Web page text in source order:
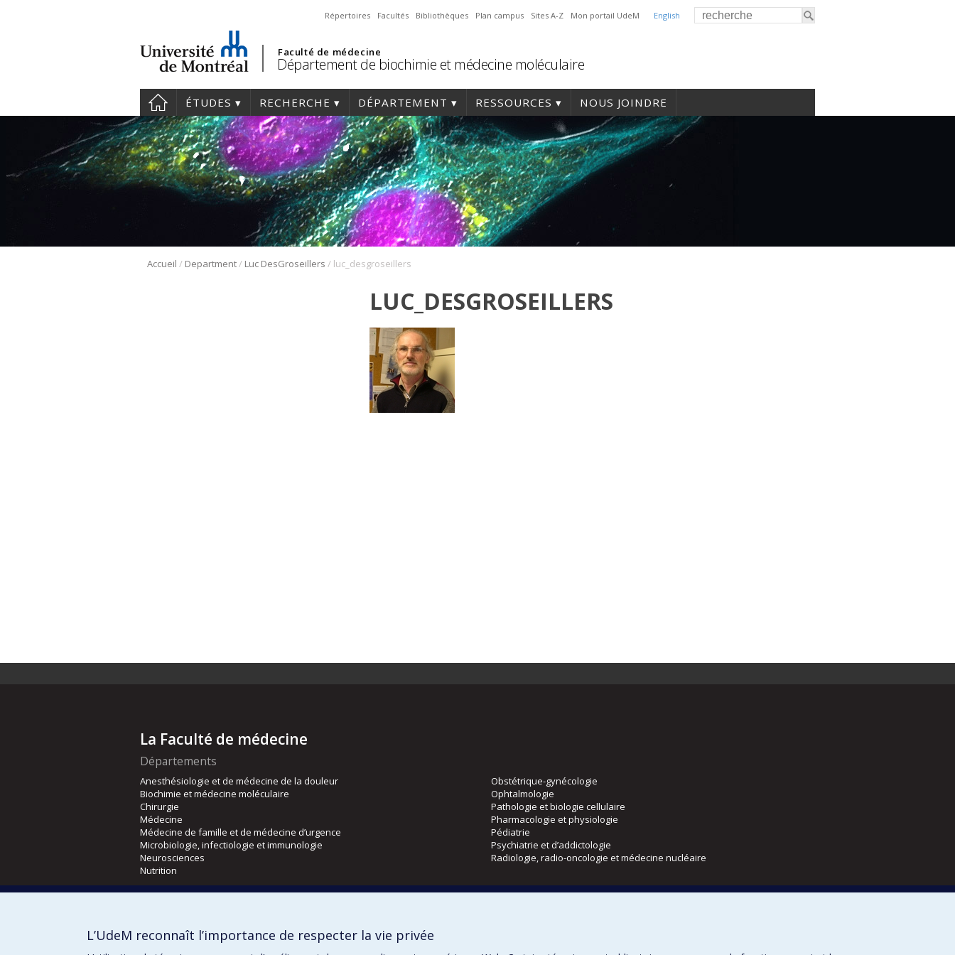
English
Répertoires Facultés Bibliothèques Plan campus Sites A-Z Mon portail UdeM
Faculté de médecine
Département de biochimie et médecine moléculaire
ÉTUDES RECHERCHE DÉPARTEMENT RESSOURCES NOUS JOINDRE
Accueil / Department/ Luc DesGroseillers / luc_desgroseillers
LUC_DESGROSEILLERS
La Faculté de médecine
Départements
Anesthésiologie et de médecine de la douleur
Biochimie et médecine moléculaire
Chirurgie
Médecine
Médecine de famille et de médecine d’urgence
Microbiologie, infectiologie et immunologie
Neurosciences
Nutrition
Obstétrique-gynécologie
Ophtalmologie
Pathologie et biologie cellulaire
Pharmacologie et physiologie
Pédiatrie
Psychiatrie et d’addictologie
Radiologie, radio-oncologie et médecine nucléaire
Orthophonie et audiologie
L’UdeM reconnaît l’importance de respecter la vie privée